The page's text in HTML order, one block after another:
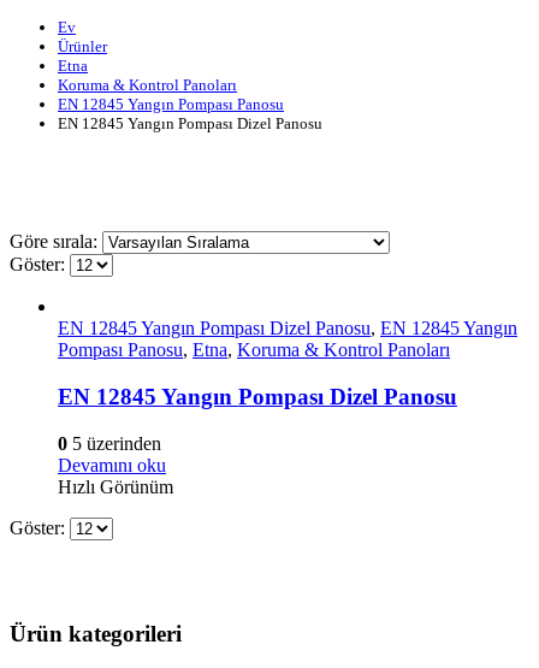
Ev
Ürünler
Etna
Koruma & Kontrol Panoları
EN 12845 Yangın Pompası Panosu
EN 12845 Yangın Pompası Dizel Panosu
Göre sırala:
Göster:
EN 12845 Yangın Pompası Dizel Panosu, EN 12845 Yangın
Pompası Panosu, Etna, Koruma & Kontrol Panoları
EN 12845 Yangın Pompası Dizel Panosu
0 5 üzerinden
Devamını oku
Hızlı Görünüm
Göster:
Ürün kategorileri